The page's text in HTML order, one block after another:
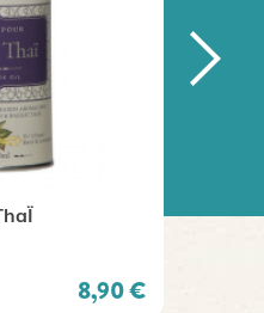
Prix
8,90 €
Mug